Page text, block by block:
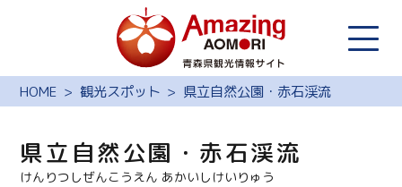
HOME 観光スポット 県立自然公園・赤石渓流
県立自然公園・赤石渓流
けんりつしぜんこうえん あかいしけいりゅう